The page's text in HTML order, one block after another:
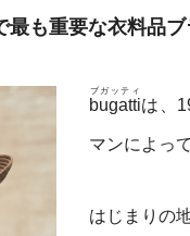
最も重要な衣料品
bugatti
ブガッティ
は、
マンによっ
はじまりの